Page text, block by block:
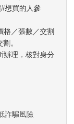
想買的人參
格／張數／交割
。
辦理，核對身分
詐騙風險